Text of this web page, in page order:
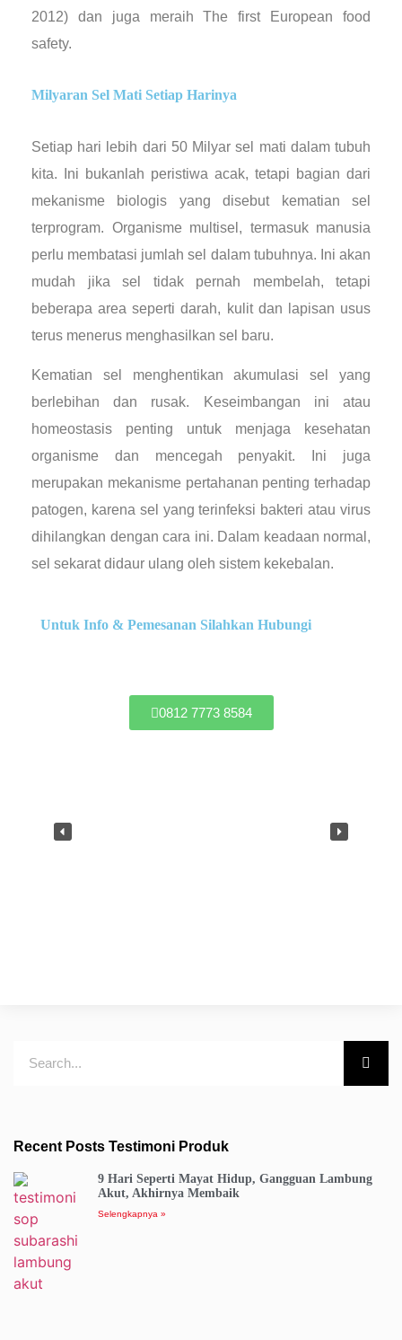
2012) dan juga meraih The first European food
safety.
Milyaran Sel Mati Setiap Harinya
Setiap hari lebih dari 50 Milyar sel mati dalam tubuh
kita. Ini bukanlah peristiwa acak, tetapi bagian dari
mekanisme biologis yang disebut kematian sel
terprogram. Organisme multisel, termasuk manusia
perlu membatasi jumlah sel dalam tubuhnya. Ini akan
mudah jika sel tidak pernah membelah, tetapi
beberapa area seperti darah, kulit dan lapisan usus
terus menerus menghasilkan sel baru.
Kematian sel menghentikan akumulasi sel yang
berlebihan dan rusak. Keseimbangan ini atau
homeostasis penting untuk menjaga kesehatan
organisme dan mencegah penyakit. Ini juga
merupakan mekanisme pertahanan penting terhadap
patogen, karena sel yang terinfeksi bakteri atau virus
dihilangkan dengan cara ini. Dalam keadaan normal,
sel sekarat didaur ulang oleh sistem kekebalan.
Untuk Info & Pemesanan Silahkan Hubungi
0812 7773 8584
Recent Posts Testimoni Produk
9 Hari Seperti Mayat Hidup, Gangguan Lambung
Akut, Akhirnya Membaik
Selengkapnya »